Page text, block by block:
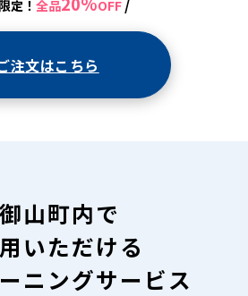
定！ 全品 OFF /
注文はこちら
山町内で
いただける
ニングサービス